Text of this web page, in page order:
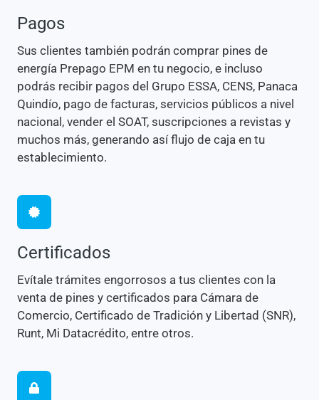
Pagos
Sus clientes también podrán comprar pines de
energía Prepago EPM en tu negocio, e incluso
podrás recibir pagos del Grupo ESSA, CENS, Panaca
Quindío, pago de facturas, servicios públicos a nivel
nacional, vender el SOAT, suscripciones a revistas y
muchos más, generando así flujo de caja en tu
establecimiento.
Certificados
Evítale trámites engorrosos a tus clientes con la
venta de pines y certificados para Cámara de
Comercio, Certificado de Tradición y Libertad (SNR),
Runt, Mi Datacrédito, entre otros.